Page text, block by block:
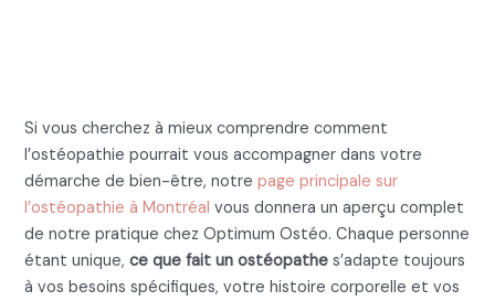
Si vous cherchez à mieux comprendre comment
l’ostéopathie pourrait vous accompagner dans votre
démarche de bien-être, notrepage principale sur
l’ostéopathie à Montréal vous donnera un aperçu complet
de notre pratique chez Optimum Ostéo. Chaque personne
étant unique,ce que fait un ostéopathe s’adapte toujours
à vos besoins spécifiques, votre histoire corporelle et vos